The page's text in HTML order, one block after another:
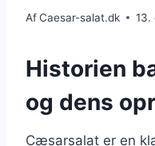
AfCaesar-salat.dk 13.
Historien
og dens
Cæsarsalat er en